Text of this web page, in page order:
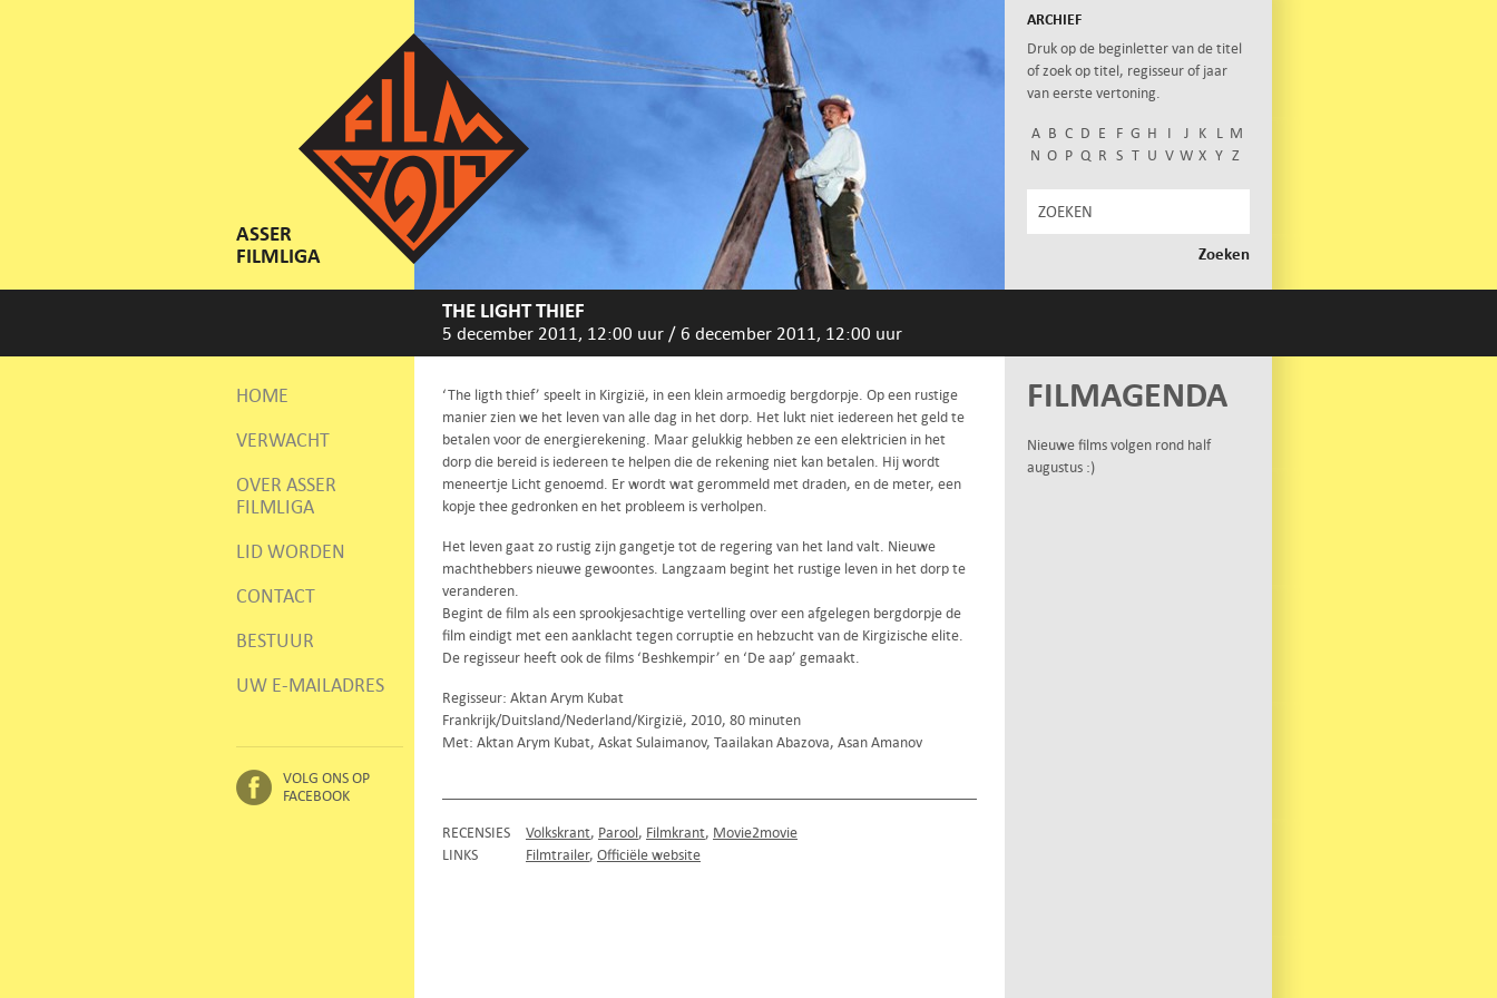
ASSER
FILMLIGA
ARCHIEF
Druk op de beginletter van de titel
of zoek op titel, regisseur of jaar
van eerste vertoning.
A B C D E F G H I J K L M
N O P Q R S T U V W X Y Z
THE LIGHT THIEF
5 december 2011, 12:00 uur / 6 december 2011, 12:00 uur
HOME
VERWACHT
OVER ASSER
FILMLIGA
LID WORDEN
CONTACT
BESTUUR
UW E-MAILADRES
VOLG ONS OP
FACEBOOK
‘The ligth thief’ speelt in Kirgizië, in een klein armoedig bergdorpje. Op een rustige
manier zien we het leven van alle dag in het dorp. Het lukt niet iedereen het geld te
betalen voor de energierekening. Maar gelukkig hebben ze een elektricien in het
dorp die bereid is iedereen te helpen die de rekening niet kan betalen. Hij wordt
meneertje Licht genoemd. Er wordt wat gerommeld met draden, en de meter, een
kopje thee gedronken en het probleem is verholpen.
Het leven gaat zo rustig zijn gangetje tot de regering van het land valt. Nieuwe
machthebbers nieuwe gewoontes. Langzaam begint het rustige leven in het dorp te
veranderen.
Begint de film als een sprookjesachtige vertelling over een afgelegen bergdorpje de
film eindigt met een aanklacht tegen corruptie en hebzucht van de Kirgizische elite.
De regisseur heeft ook de films ‘Beshkempir’ en ‘De aap’ gemaakt.
Regisseur: Aktan Arym Kubat
Frankrijk/Duitsland/Nederland/Kirgizië, 2010, 80 minuten
Met: Aktan Arym Kubat, Askat Sulaimanov, Taailakan Abazova, Asan Amanov
RECENSIES Volkskrant Parool Filmkrant Movie2movie
LINKS
Filmtrailer Officiële website
FILMAGENDA
Nieuwe films volgen rond half
augustus :)